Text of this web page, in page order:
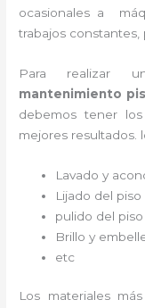
ocasionales a
trabajos constantes,
Para realizar
mantenimiento
debemos tener
mejores resultados.
Lavado y
Lijado del piso
pulido del piso
Brillo y
etc
Los materiales